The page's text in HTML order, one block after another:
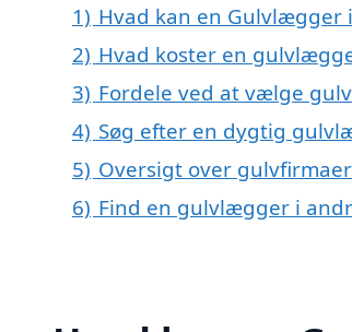
1) Hvad kan en Gulvlægger
2) Hvad koster en
3) Fordele ved at vælge
4) Søg efter en dygtig
5) Oversigt over
6) Find en gulvlægger i